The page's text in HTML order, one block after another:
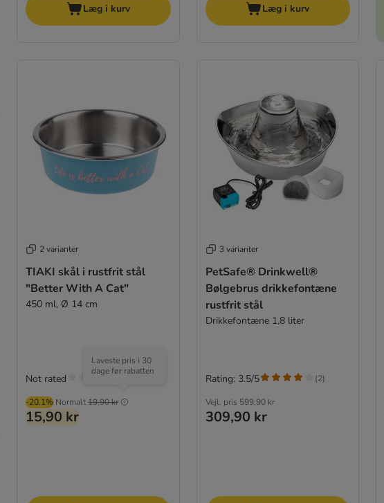
Læg i kurv Læg i kurv
2 varianter
TIAKI skål i rustfrit stål
"Better With A Cat"
450 ml, Ø 14 cm
-20.1% Normalt19,90 kr
Laveste pris i 30
dage før rabatten
15,90 kr
Not rated
3 varianter
PetSafe® Drinkwell®
Bølgebrus drikkefontæne
rustfrit stål
Drikkefontæne 1,8 liter
Vejl. pris 599,90 kr
309,90 kr
Rating: 3.5/5 (2)